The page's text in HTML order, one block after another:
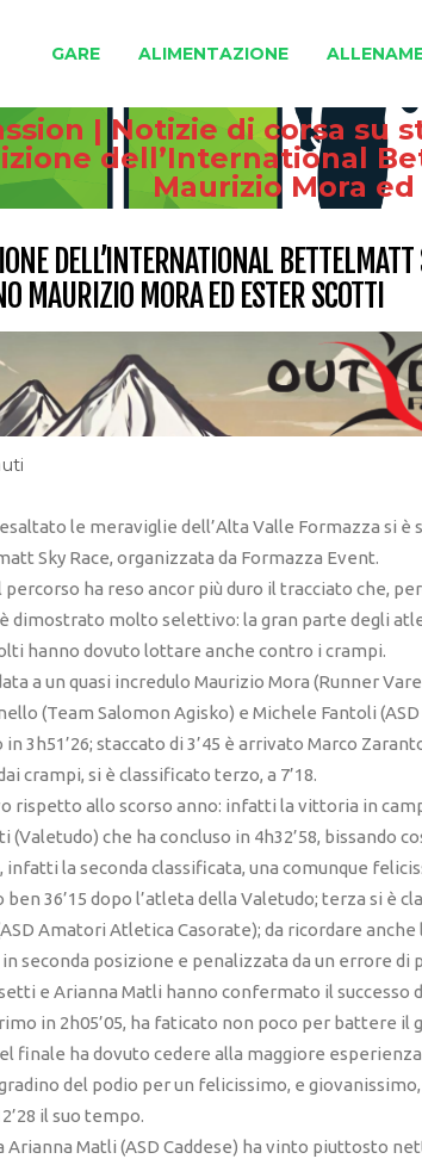
GARE ALIMENTAZIONE
| Notizie di corsa su
dell’International
Maurizio Mora
DELL’INTERNATIONAL BETTELMATT
MAURIZIO MORA ED ESTER SCOTTI
le meraviglie dell’Alta Valle Formazza si è
Sky Race, organizzata da Formazza Event.
ha reso ancor più duro il tracciato che,
dimostrato molto selettivo: la gran parte degli
hanno dovuto lottare anche contro i crampi.
a un quasi incredulo Maurizio Mora (Runner
(Team Salomon Agisko) e Michele Fantoli (ASD
3h51’26; staccato di 3’45 è arrivato Marco
crampi, si è classificato terzo, a 7’18.
rispetto allo scorso anno: infatti la vittoria in
che ha concluso in 4h32’58, bissando
infatti la seconda classificata, una comunque
36’15 dopo l’atleta della Valetudo; terza si è
Amatori Atletica Casorate); da ricordare anche
seconda posizione e penalizzata da un errore di
e Arianna Matli hanno confermato il successo
in 2h05’05, ha faticato non poco per battere il
finale ha dovuto cedere alla maggiore
del podio per un felicissimo, e
il suo tempo.
Arianna Matli (ASD Caddese) ha vinto piuttosto